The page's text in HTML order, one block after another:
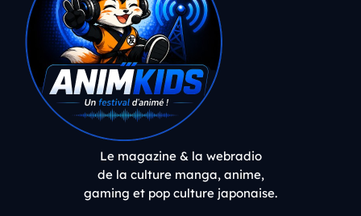
Le magazine & la webradio
de la culture manga, anime,
gaming et pop culture japonaise.